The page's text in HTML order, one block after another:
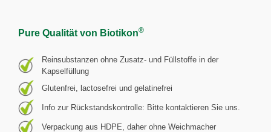
Pure Qualität von Biotikon®
Reinsubstanzen ohne Zusatz- und Füllstoffe in der
Kapselfüllung
Glutenfrei, lactosefrei und gelatinefrei
Info zur Rückstandskontrolle: Bitte kontaktieren Sie uns.
Verpackung aus HDPE, daher ohne Weichmacher